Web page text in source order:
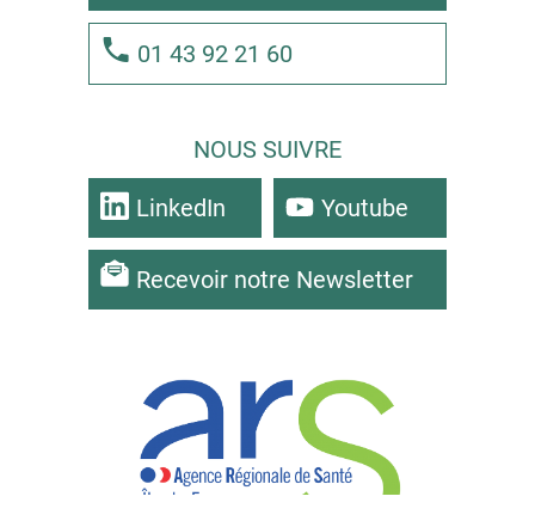
01 43 92 21 60
NOUS SUIVRE
LinkedIn Youtube
Recevoir notre Newsletter